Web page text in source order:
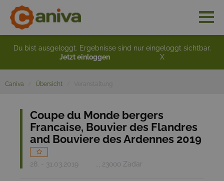
Du bist ausgeloggt. Ergebnisse sind nur eingeloggt sichtbar.
Jetzt einloggen
X
Caniva Übersicht
Coupe du Monde bergers
Francaise, Bouvier des Flandres
and Bouviere des Ardennes 2019
28. - 31.03.2019 .., 23ooo Zadar